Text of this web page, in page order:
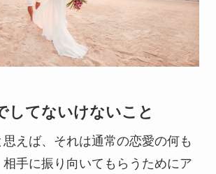
してないけないこと
えば、それは通常の恋愛の何も
手に振り向いてもらうためにア